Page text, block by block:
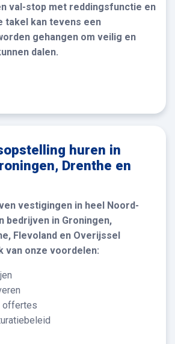
val-stop met reddingsfunctie en
takel kan tevens een
gehangen om veilig en
dalen.
huren in
Drenthe en
vestigingen in heel Noord-
bedrijven in Groningen,
Flevoland en Overijssel
van onze voordelen:
offertes